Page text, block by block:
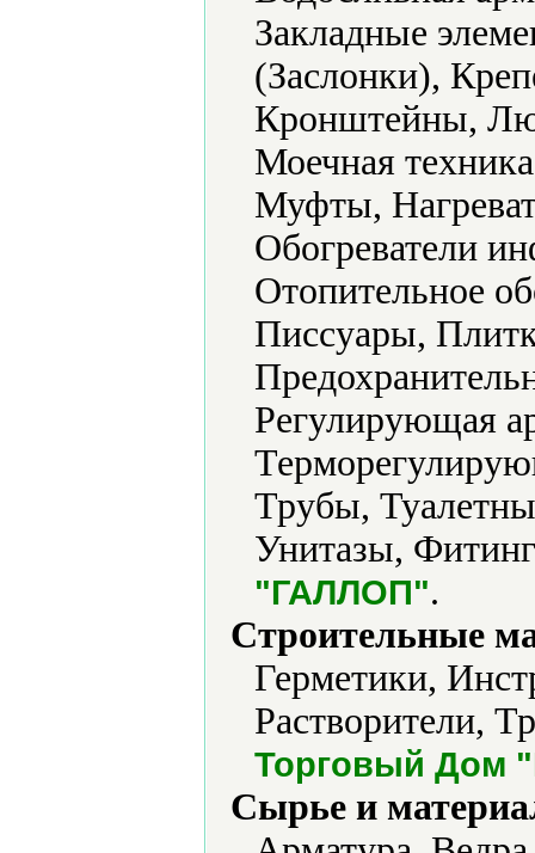
Закладные
(Заслонки),
Кронштейны,
Моечная
Муфты,
Обогреватели
Отопительное
Писсуары,
Регулирующая
Трубы,
Унитазы,
"ГАЛЛОП".
Строительные
Герметики,
Растворители,
Торговый Дом
Сырье и